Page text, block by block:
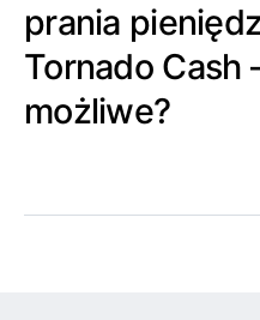
prania
Tornado Cash
możliwe?